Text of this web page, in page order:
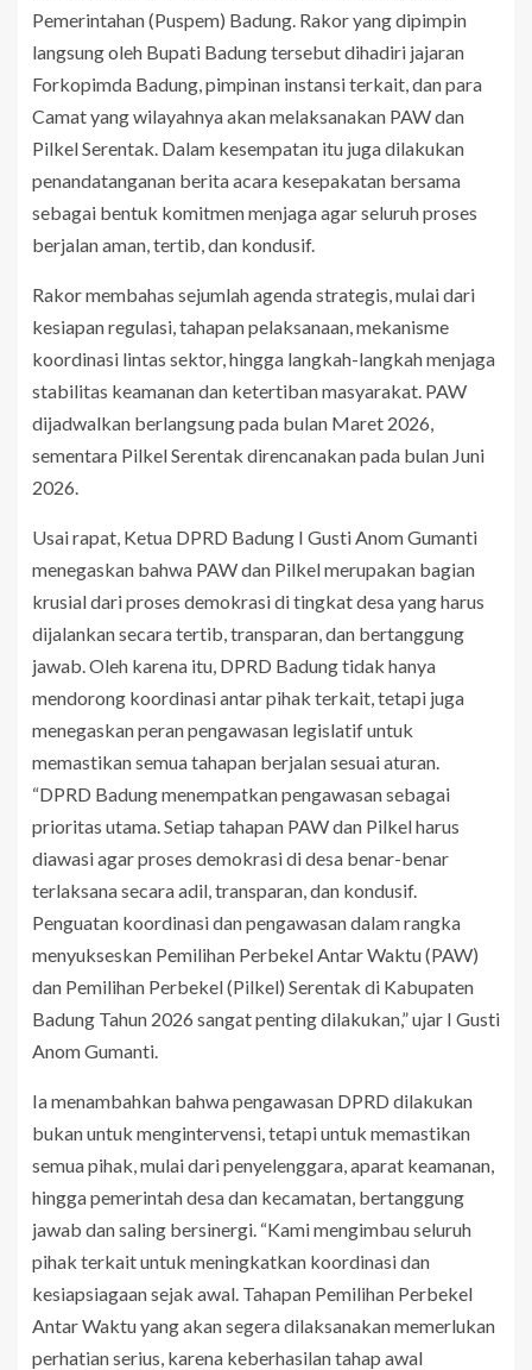
Pemerintahan (Puspem) Badung. Rakor yang dipimpin
langsung oleh Bupati Badung tersebut dihadiri jajaran
Forkopimda Badung, pimpinan instansi terkait, dan para
Camat yang wilayahnya akan melaksanakan PAW dan
Pilkel Serentak. Dalam kesempatan itu juga dilakukan
penandatanganan berita acara kesepakatan bersama
sebagai bentuk komitmen menjaga agar seluruh proses
berjalan aman, tertib, dan kondusif.
Rakor membahas sejumlah agenda strategis, mulai dari
kesiapan regulasi, tahapan pelaksanaan, mekanisme
koordinasi lintas sektor, hingga langkah-langkah menjaga
stabilitas keamanan dan ketertiban masyarakat. PAW
dijadwalkan berlangsung pada bulan Maret 2026,
sementara Pilkel Serentak direncanakan pada bulan Juni
2026.
Usai rapat, Ketua DPRD Badung I Gusti Anom Gumanti
menegaskan bahwa PAW dan Pilkel merupakan bagian
krusial dari proses demokrasi di tingkat desa yang harus
dijalankan secara tertib, transparan, dan bertanggung
jawab. Oleh karena itu, DPRD Badung tidak hanya
mendorong koordinasi antar pihak terkait, tetapi juga
menegaskan peran pengawasan legislatif untuk
memastikan semua tahapan berjalan sesuai aturan.
“DPRD Badung menempatkan pengawasan sebagai
prioritas utama. Setiap tahapan PAW dan Pilkel harus
diawasi agar proses demokrasi di desa benar-benar
terlaksana secara adil, transparan, dan kondusif.
Penguatan koordinasi dan pengawasan dalam rangka
menyukseskan Pemilihan Perbekel Antar Waktu (PAW)
dan Pemilihan Perbekel (Pilkel) Serentak di Kabupaten
Badung Tahun 2026 sangat penting dilakukan,” ujar I Gusti
Anom Gumanti.
Ia menambahkan bahwa pengawasan DPRD dilakukan
bukan untuk mengintervensi, tetapi untuk memastikan
semua pihak, mulai dari penyelenggara, aparat keamanan,
hingga pemerintah desa dan kecamatan, bertanggung
jawab dan saling bersinergi. “Kami mengimbau seluruh
pihak terkait untuk meningkatkan koordinasi dan
kesiapsiagaan sejak awal. Tahapan Pemilihan Perbekel
Antar Waktu yang akan segera dilaksanakan memerlukan
perhatian serius, karena keberhasilan tahap awal